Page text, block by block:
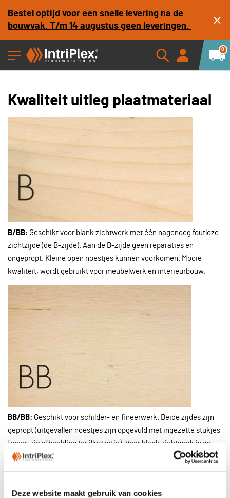
Deze website maakt gebruik van cookies
Bestel optijd voor een snelle levering na de
bouwvak. T/m 14 augustus geen leveringen.
0
Kwaliteit uitleg plaatmateriaal
B/BB: Geschikt voor blank zichtwerk met één nagenoeg foutloze
zichtzijde (de B-zijde). Aan de B-zijde geen reparaties en
ongepropt. Kleine open noestjes kunnen voorkomen. Mooie
kwaliteit, wordt gebruikt voor meubelwerk en interieurbouw.
BB/BB: Geschikt voor schilder- en fineerwerk. Beide zijdes zijn
gepropt (uitgevallen noestjes zijn opgevuld met ingezette stukjes
fineer, zie afbeelding ter illustratie). Voor blank zichtwerk is de
B/BB kwaliteit beter geschikt.